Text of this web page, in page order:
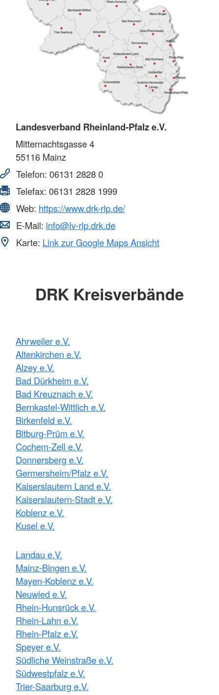
Landesverband Rheinland-Pfalz e.V.
Mitternachtsgasse 4
55116 Mainz
Telefon: 06131 2828 0
Telefax: 06131 2828 1999
Web: https://www.drk-rlp.de/
E-Mail: info@lv-rlp.drk.de
Karte: Link zur Google Maps Ansicht
DRK Kreisverbände
Ahrweiler e.V.
Altenkirchen e.V.
Alzey e.V.
Bad Dürkheim e.V.
Bad Kreuznach e.V.
Bernkastel-Wittlich e.V.
Birkenfeld e.V.
Bitburg-Prüm e.V.
Cochem-Zell e.V.
Donnersberg e.V.
Germersheim/Pfalz e.V.
Kaiserslautern Land e.V.
Kaiserslautern-Stadt e.V.
Koblenz e.V.
Kusel e.V.
Landau e.V.
Mainz-Bingen e.V.
Mayen-Koblenz e.V.
Neuwied e.V.
Rhein-Hunsrück e.V.
Rhein-Lahn e.V.
Rhein-Pfalz e.V.
Speyer e.V.
Südliche Weinstraße e.V.
Südwestpfalz e.V.
Trier-Saarburg e.V.